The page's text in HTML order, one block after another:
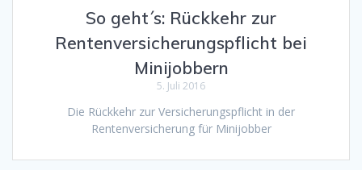
So geht´s: Rückkehr zur
Rentenversicherungspflicht bei
Minijobbern
5. Juli 2016
Die Rückkehr zur Versicherungspflicht in der
Rentenversicherung für Minijobber